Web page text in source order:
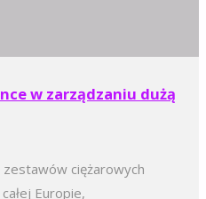
w zarządzaniu dużą
ciężarowych
Europie,